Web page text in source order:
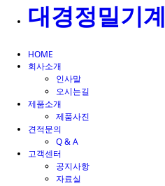
대경정밀기계
HOME
회사소개
인사말
오시는길
제품소개
제품사진
견적문의
Q & A
고객센터
공지사항
자료실